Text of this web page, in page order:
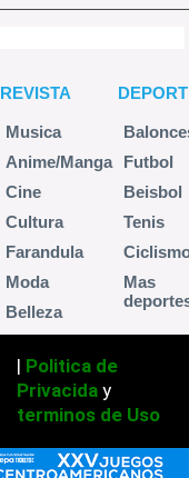
REVISTA
Musica
Anime/Manga
Cine
Cultura
Farandula
Moda
Belleza
Futbol
Beisbol
Tenis
Mas
| Politica de
Privacida y
terminos de Uso